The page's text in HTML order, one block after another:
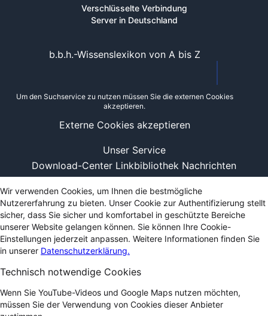
Verschlüsselte Verbindung
Server in Deutschland
Unser Service
Download-Center Linkbibliothek Nachrichten
b.b.h.-Wissenslexikon von A bis Z
Um den Suchservice zu nutzen müssen Sie die externen Cookies
akzeptieren.
Externe Cookies akzeptieren
Wir verwenden Cookies, um Ihnen die bestmögliche
Nutzererfahrung zu bieten. Unser Cookie zur Authentifizierung stellt
sicher, dass Sie sicher und komfortabel in geschützte Bereiche
unserer Website gelangen können. Sie können Ihre Cookie-
Einstellungen jederzeit anpassen. Weitere Informationen finden Sie
in unserer Datenschutzerklärung.
Technisch notwendige Cookies
Wenn Sie YouTube-Videos und Google Maps nutzen möchten,
müssen Sie der Verwendung von Cookies dieser Anbieter